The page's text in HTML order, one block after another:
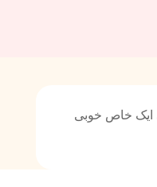
ایک خاص خوبی